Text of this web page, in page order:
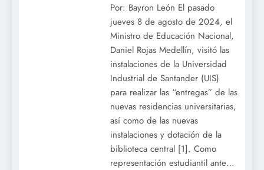
Por: Bayron León El pasado
jueves 8 de agosto de 2024, el
Ministro de Educación Nacional,
Daniel Rojas Medellín, visitó las
instalaciones de la Universidad
Industrial de Santander (UIS)
para realizar las “entregas” de las
nuevas residencias universitarias,
así como de las nuevas
instalaciones y dotación de la
biblioteca central [1]. Como
representación estudiantil ante…